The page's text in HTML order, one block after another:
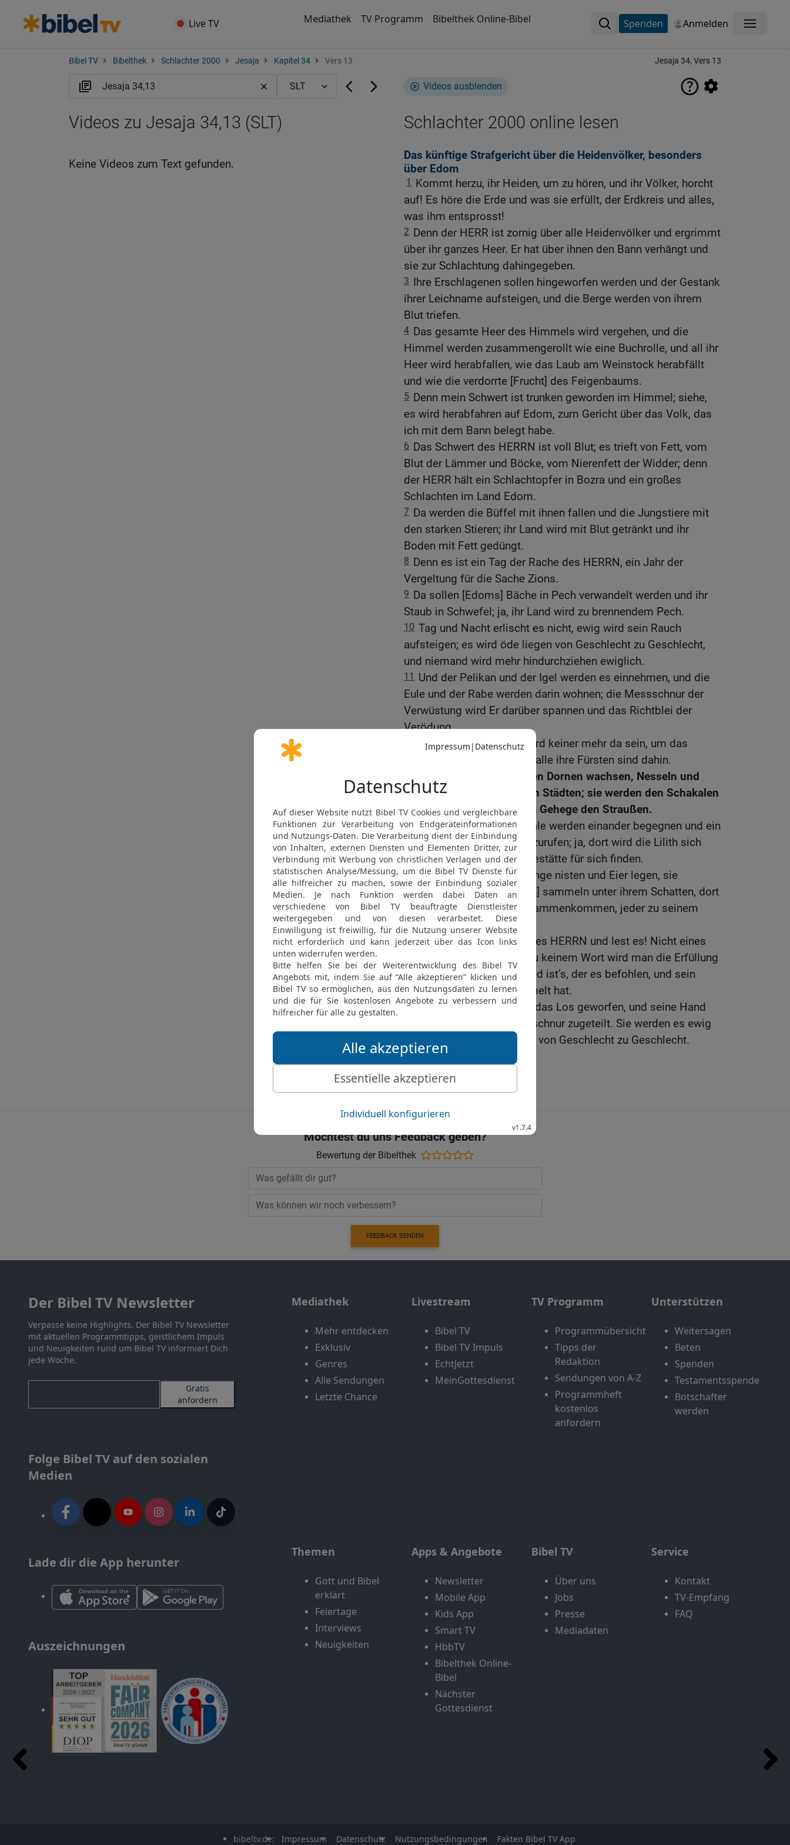
Live TV Mediathek TV Programm Bibelthek Online-Bibel Spenden Anmelden Menü
Bibel TV Bibelthek Schlachter 2000 Jesaja Kapitel 34 Vers 13 Jesaja 34, Vers 13
Videos ausblenden
Schlachter 2000 online lesen
Das künftige Strafgericht über die Heidenvölker, besonders
über Edom
1
Kommt herzu, ihr Heiden, um zu hören, und ihr Völker, horcht
auf! Es höre die Erde und was sie erfüllt, der Erdkreis und alles,
was ihm entsprosst!
2 Denn der HERR ist zornig über alle Heidenvölker und ergrimmt
über ihr ganzes Heer. Er hat über ihnen den Bann verhängt und
sie zur Schlachtung dahingegeben.
3 Ihre Erschlagenen sollen hingeworfen werden und der Gestank
ihrer Leichname aufsteigen, und die Berge werden von ihrem
Blut triefen.
4 Das gesamte Heer des Himmels wird vergehen, und die
Himmel werden zusammengerollt wie eine Buchrolle, und all ihr
Heer wird herabfallen, wie das Laub am Weinstock herabfällt
und wie die verdorrte [Frucht] des Feigenbaums.
5 Denn mein Schwert ist trunken geworden im Himmel; siehe,
es wird herabfahren auf Edom, zum Gericht über das Volk, das
ich mit dem Bann belegt habe.
6 Das Schwert des HERRN ist voll Blut; es trieft von Fett, vom
Blut der Lämmer und Böcke, vom Nierenfett der Widder; denn
der HERR hält ein Schlachtopfer in Bozra und ein großes
Schlachten im Land Edom.
7 Da werden die Büffel mit ihnen fallen und die Jungstiere mit
den starken Stieren; ihr Land wird mit Blut getränkt und ihr
Boden mit Fett gedüngt.
8 Denn es ist ein Tag der Rache des HERRN, ein Jahr der
Vergeltung für die Sache Zions.
9 Da sollen [Edoms] Bäche in Pech verwandelt werden und ihr
Staub in Schwefel; ja, ihr Land wird zu brennendem Pech.
10 Tag und Nacht erlischt es nicht, ewig wird sein Rauch
aufsteigen; es wird öde liegen von Geschlecht zu Geschlecht,
und niemand wird mehr hindurchziehen ewiglich.
11
Und der Pelikan und der Igel werden es einnehmen, und die
Eule und der Rabe werden darin wohnen; die Messschnur der
Verwüstung wird Er darüber spannen und das Richtblei der
Verödung.
Von ihrem alten Adel wird keiner mehr da sein, um das
Königtum auszurufen, und alle ihre Fürsten sind dahin.
In ihren Palästen werden Dornen wachsen, Nesseln und
Disteln in ihren befestigten Städten; sie werden den Schakalen
zur Wohnung dienen, zum Gehege den Straußen.
14
Wüstentiere und Schakale werden einander begegnen und ein
Ziegenbock dem anderen zurufen; ja, dort wird die Lilith sich
niederlassen und eine Ruhestätte für sich finden.
15 Dort wird die Pfeilschlange nisten und Eier legen, sie
ausbrüten und [ihre Jungen] sammeln unter ihrem Schatten, dort
werden auch die Geier zusammenkommen, jeder zu seinem
Gesellen.
16 Forscht nach im Buch des HERRN und lest es! Nicht eines
von alledem wird fehlen; zu keinem Wort wird man die Erfüllung
vermissen; denn mein Mund ist’s, der es befohlen, und sein
Geist ist’s, der sie gesammelt hat.
17 Und Er selbst hat ihnen das Los geworfen, und seine Hand
hat es ihnen mit der Messschnur zugeteilt. Sie werden es ewig
besitzen und darin wohnen von Geschlecht zu Geschlecht.
© 2000 Genfer Bibelgesellschaft
Videos zu Jesaja 34,13 (SLT)
Keine Videos zum Text gefunden.
Möchtest du uns Feedback geben?
Bewertung der Bibelthek
FEEDBACK SENDEN
Der Bibel TV Newsletter
Verpasse keine Highlights. Der Bibel TV Newsletter
mit aktuellen Programmtipps, geistlichem Impuls
und Neuigkeiten rund um Bibel TV informiert Dich
jede Woche.
Gratis
anfordern
Folge Bibel TV auf den sozialen
Medien
Lade dir die App herunter
Auszeichnungen
Mediathek
Mehr entdecken
Exklusiv
Genres
Alle Sendungen
Letzte Chance
Livestream
Bibel TV
Bibel TV Impuls
EchtJetzt
MeinGottesdienst
TV Programm
Programmübersicht
Tipps der
Redaktion
Sendungen von A-Z
Programmheft
kostenlos
anfordern
Unterstützen
Weitersagen
Beten
Spenden
Testamentsspende
Botschafter
werden
Themen
Gott und Bibel
erklärt
Feiertage
Interviews
Neuigkeiten
Apps & Angebote
Newsletter
Mobile App
Kids App
Smart TV
HbbTV
Bibelthek Online-
Bibel
Nächster
Gottesdienst
Bibel TV
Über uns
Jobs
Presse
Mediadaten
Service
Kontakt
TV-Empfang
FAQ
bibeltv.de: Impressum Datenschutz Nutzungsbedingungen Fakten Bibel TV App